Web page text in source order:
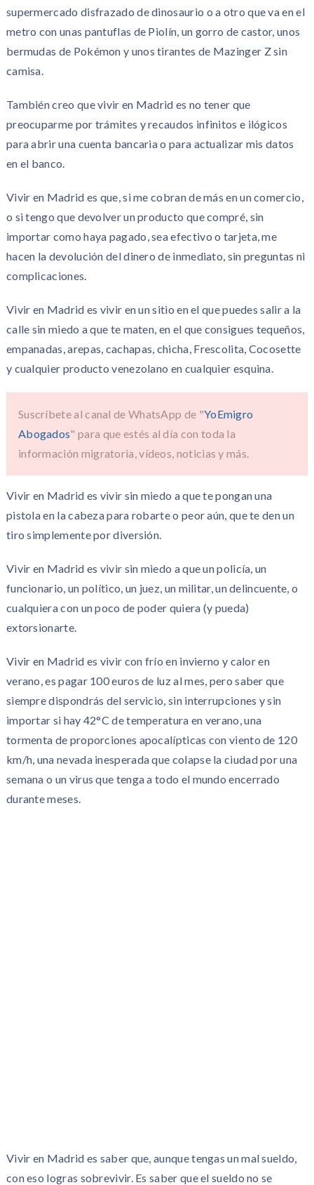
supermercado disfrazado de dinosaurio o a otro que va en el
metro con unas pantuflas de Piolín, un gorro de castor, unos
bermudas de Pokémon y unos tirantes de Mazinger Z sin
camisa.
También creo que vivir en Madrid es no tener que
preocuparme por trámites y recaudos infinitos e ilógicos
para abrir una cuenta bancaria o para actualizar mis datos
en el banco.
Vivir en Madrid es que, si me cobran de más en un comercio,
o si tengo que devolver un producto que compré, sin
importar como haya pagado, sea efectivo o tarjeta, me
hacen la devolución del dinero de inmediato, sin preguntas ni
complicaciones.
Vivir en Madrid es vivir en un sitio en el que puedes salir a la
calle sin miedo a que te maten, en el que consigues tequeños,
empanadas, arepas, cachapas, chicha, Frescolita, Cocosette
y cualquier producto venezolano en cualquier esquina.
Suscríbete al canal de WhatsApp de "YoEmigro
Abogados" para que estés al día con toda la
información migratoria, vídeos, noticias y más.
Vivir en Madrid es vivir sin miedo a que te pongan una
pistola en la cabeza para robarte o peor aún, que te den un
tiro simplemente por diversión.
Vivir en Madrid es vivir sin miedo a que un policía, un
funcionario, un político, un juez, un militar, un delincuente, o
cualquiera con un poco de poder quiera (y pueda)
extorsionarte.
Vivir en Madrid es vivir con frío en invierno y calor en
verano, es pagar 100 euros de luz al mes, pero saber que
siempre dispondrás del servicio, sin interrupciones y sin
importar si hay 42°C de temperatura en verano, una
tormenta de proporciones apocalípticas con viento de 120
km/h, una nevada inesperada que colapse la ciudad por una
semana o un virus que tenga a todo el mundo encerrado
durante meses.
Vivir en Madrid es saber que, aunque tengas un mal sueldo,
con eso logras sobrevivir. Es saber que el sueldo no se